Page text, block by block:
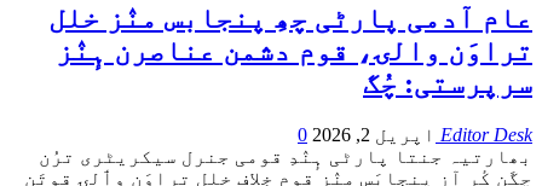
عام آدمی پارٹی چھِ پنجابس منٛز خلل
تراوَن والۍ، قوم دشمن عناصرن ہٕنٛز
سرپرستی: چُگ
Editor Desk اپریل 2, 2026
0
بھارتیہ جنتا پارٹی ہٕنٛدِ قومی جنرل سیکریٹری ترُن
چگَن کٔر آز پنجابَس منٛز قوم خٕلاف خلل تراوَن وٲلۍ قوتَن